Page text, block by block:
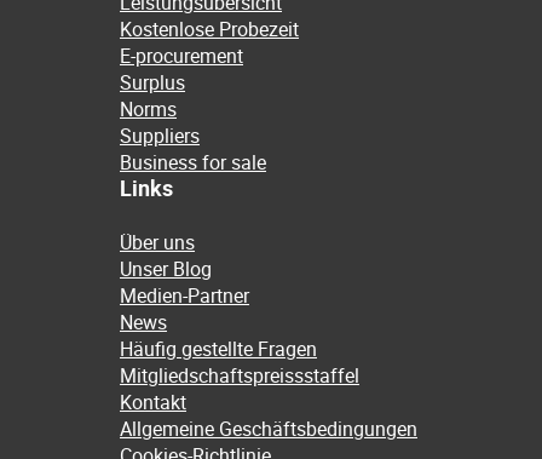
Kostenlose Probezeit
E-procurement
Surplus
Norms
Suppliers
Business for sale
Links
Über uns
Unser Blog
Medien-Partner
News
Häufig gestellte Fragen
Mitgliedschaftspreissstaffel
Kontakt
Allgemeine Geschäftsbedingungen